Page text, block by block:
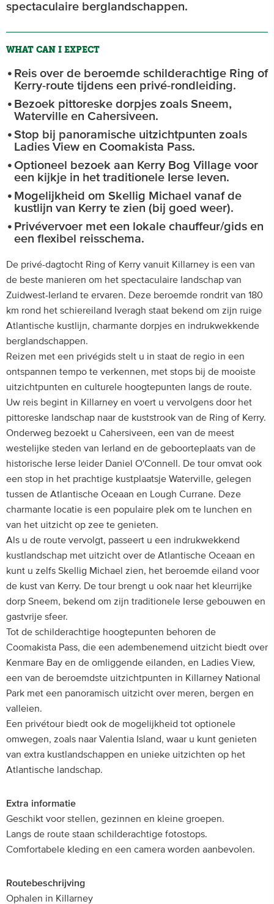
spectaculaire berglandschappen.
WHAT CAN I EXPECT
Reis over de beroemde schilderachtige Ring of
Kerry-route tijdens een privé-rondleiding.
Bezoek pittoreske dorpjes zoals Sneem,
Waterville en Cahersiveen.
Stop bij panoramische uitzichtpunten zoals
Ladies View en Coomakista Pass.
Optioneel bezoek aan Kerry Bog Village voor
een kijkje in het traditionele Ierse leven.
Mogelijkheid om Skellig Michael vanaf de
kustlijn van Kerry te zien (bij goed weer).
Privévervoer met een lokale chauffeur/gids en
een flexibel reisschema.
De privé-dagtocht Ring of Kerry vanuit Killarney is een van
de beste manieren om het spectaculaire landschap van
Zuidwest-Ierland te ervaren. Deze beroemde rondrit van 180
km rond het schiereiland Iveragh staat bekend om zijn ruige
Atlantische kustlijn, charmante dorpjes en indrukwekkende
berglandschappen.
Reizen met een privégids stelt u in staat de regio in een
ontspannen tempo te verkennen, met stops bij de mooiste
uitzichtpunten en culturele hoogtepunten langs de route.
Uw reis begint in Killarney en voert u vervolgens door het
pittoreske landschap naar de kuststrook van de Ring of Kerry.
Onderweg bezoekt u Cahersiveen, een van de meest
westelijke steden van Ierland en de geboorteplaats van de
historische Ierse leider Daniel O'Connell. De tour omvat ook
een stop in het prachtige kustplaatsje Waterville, gelegen
tussen de Atlantische Oceaan en Lough Currane. Deze
charmante locatie is een populaire plek om te lunchen en
van het uitzicht op zee te genieten.
Als u de route vervolgt, passeert u een indrukwekkend
kustlandschap met uitzicht over de Atlantische Oceaan en
kunt u zelfs Skellig Michael zien, het beroemde eiland voor
de kust van Kerry. De tour brengt u ook naar het kleurrijke
dorp Sneem, bekend om zijn traditionele Ierse gebouwen en
gastvrije sfeer.
Tot de schilderachtige hoogtepunten behoren de
Coomakista Pass, die een adembenemend uitzicht biedt over
Kenmare Bay en de omliggende eilanden, en Ladies View,
een van de beroemdste uitzichtpunten in Killarney National
Park met een panoramisch uitzicht over meren, bergen en
valleien.
Een privétour biedt ook de mogelijkheid tot optionele
omwegen, zoals naar Valentia Island, waar u kunt genieten
van extra kustlandschappen en unieke uitzichten op het
Atlantische landschap.
Extra informatie
Geschikt voor stellen, gezinnen en kleine groepen.
Langs de route staan schilderachtige fotostops.
Comfortabele kleding en een camera worden aanbevolen.
Routebeschrijving
Ophalen in Killarney